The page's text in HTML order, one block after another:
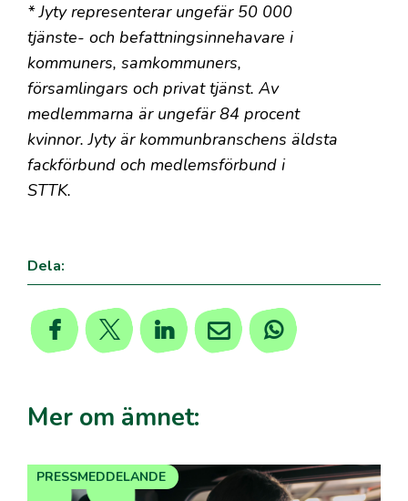
* Jyty representerar ungefär 50 000
tjänste- och befattningsinnehavare i
kommuners, samkommuners,
församlingars och privat tjänst. Av
medlemmarna är ungefär 84 procent
kvinnor. Jyty är kommunbranschens äldsta
fackförbund och medlemsförbund i
STTK.
Dela:
Mer om ämnet:
PRESSMEDDELANDE